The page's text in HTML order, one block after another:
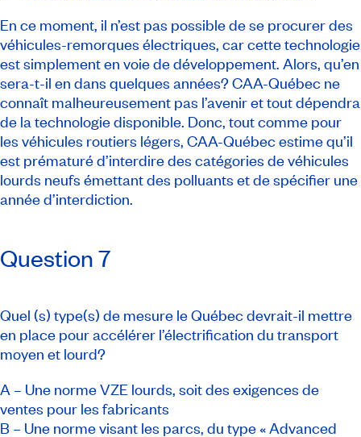
En ce moment, il n’est pas possible de se procurer des
véhicules-remorques électriques, car cette technologie
est simplement en voie de développement. Alors, qu’en
sera-t-il en dans quelques années? CAA-Québec ne
connaît malheureusement pas l’avenir et tout dépendra
de la technologie disponible. Donc, tout comme pour
les véhicules routiers légers, CAA-Québec estime qu’il
est prématuré d’interdire des catégories de véhicules
lourds neufs émettant des polluants et de spécifier une
année d’interdiction.
Question 7
Quel (s) type(s) de mesure le Québec devrait-il mettre
en place pour accélérer l’électrification du transport
moyen et lourd?
A – Une norme VZE lourds, soit des exigences de
ventes pour les fabricants
B – Une norme visant les parcs, du type « Advanced